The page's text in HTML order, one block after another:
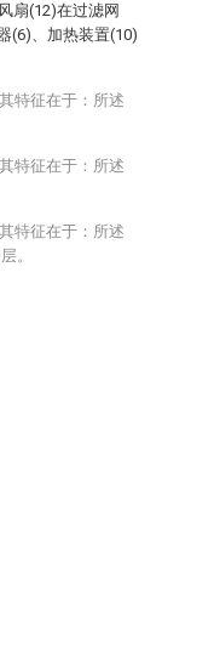
扇(12)在过滤网
(6)、加热装置(10)
特征在于：所述
特征在于：所述
特征在于：所述
。